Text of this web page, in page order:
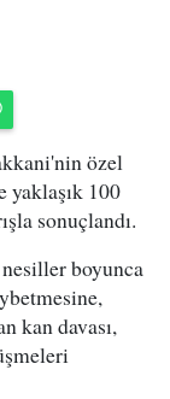
özel
100
sonuçlandı.
boyunca
kan davası,